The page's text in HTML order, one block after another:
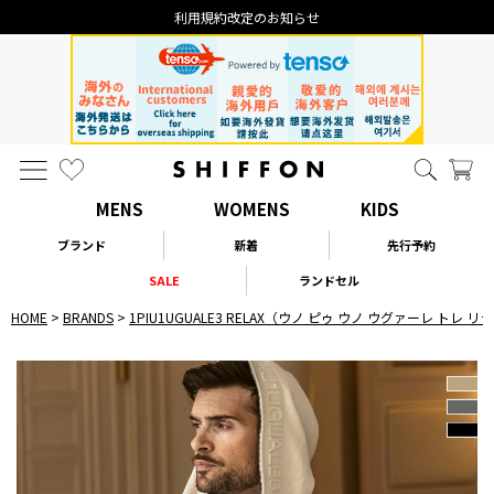
利用規約改定のお知らせ
MENS WOMENS KIDS
ブランド 新着
先行予約
SALE
ランドセル
HOME BRANDS 1PIU1UGUALE3 RELAX（ウノ ピゥ ウノ ウグァーレ トレ リ